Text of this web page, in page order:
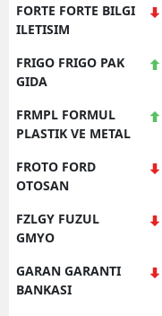
FORTE FORTE BILGI
ILETISIM
FRIGO FRIGO PAK
GIDA
FRMPL FORMUL
PLASTIK VE METAL
FROTO FORD
OTOSAN
FZLGY FUZUL
GMYO
GARAN GARANTI
BANKASI